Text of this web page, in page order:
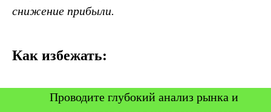
снижение прибыли.
Как избежать:
Проводите глубокий анализ рынка и